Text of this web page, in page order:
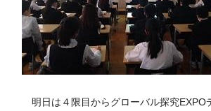
明日は４限目からグローバル探究EXPO